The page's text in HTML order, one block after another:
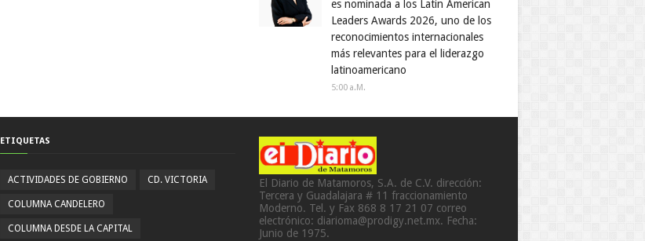
es nominada a los Latin American
Leaders Awards 2026, uno de los
reconocimientos internacionales
más relevantes para el liderazgo
latinoamericano
5:00 A.m.
ETIQUETAS
ACTIVIDADES DE GOBIERNO CD. VICTORIA
COLUMNA CANDELERO
COLUMNA DESDE LA CAPITAL
El Diario de Matamoros, S.A. de C.V. dirección:
Tercera y Guadalajara # 11 fraccionamiento
Moderno. Tel. y Fax 868 8 17 21 07 correo
electrónico: diarioma@prodigy.net.mx. Fecha:
Junio de 1975.